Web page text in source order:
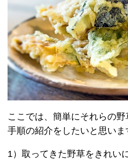
ここでは、簡単にそれらの
手順の紹介をしたいと思いま
1）取ってきた野草をきれい